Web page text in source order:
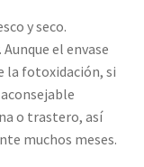
y seco.
el envase
la fotoxidación, si
o trastero, así
muchos meses.